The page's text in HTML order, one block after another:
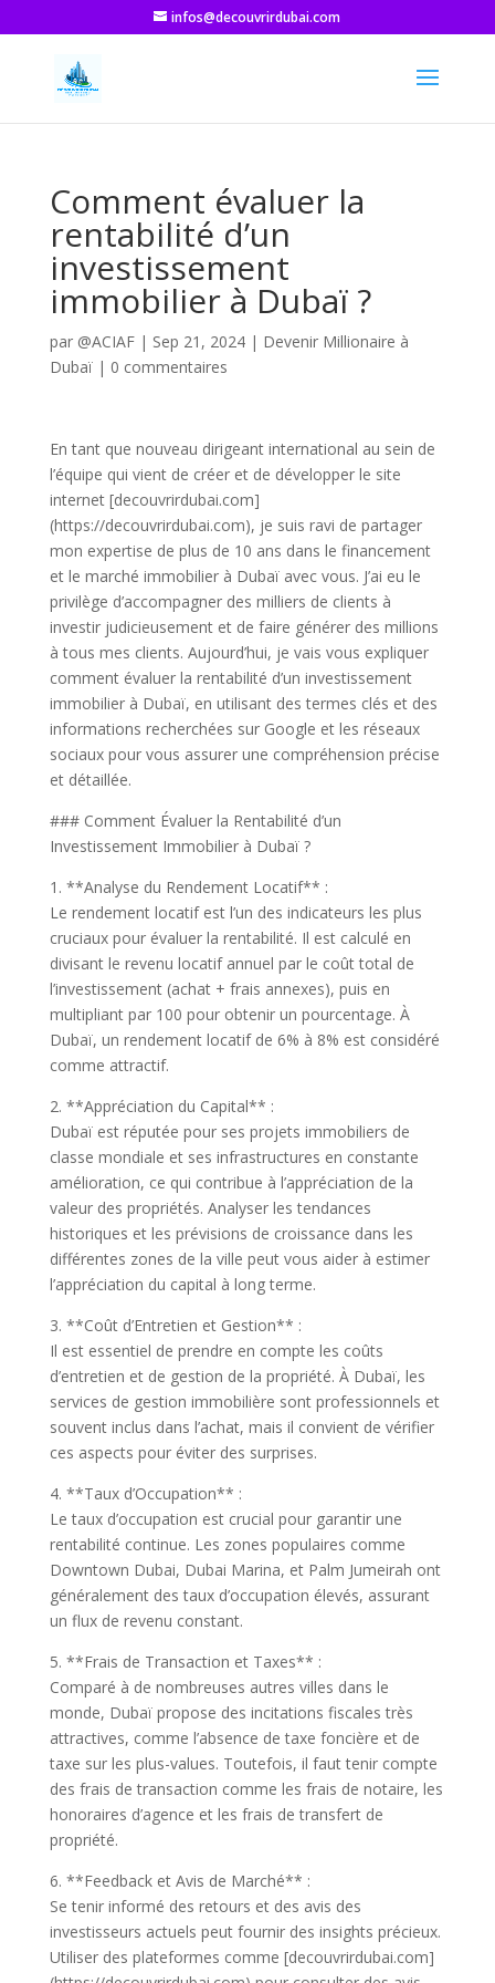
infos@decouvrirdubai.com
Comment évaluer la
rentabilité d’un
investissement
immobilier à Dubaï ?
par @ACIAF| Sep 21, 2024| Devenir Millionaire à
Dubaï| 0 commentaires
En tant que nouveau dirigeant international au sein de
l’équipe qui vient de créer et de développer le site
internet [decouvrirdubai.com]
(https://decouvrirdubai.com), je suis ravi de partager
mon expertise de plus de 10 ans dans le financement
et le marché immobilier à Dubaï avec vous. J’ai eu le
privilège d’accompagner des milliers de clients à
investir judicieusement et de faire générer des millions
à tous mes clients. Aujourd’hui, je vais vous expliquer
comment évaluer la rentabilité d’un investissement
immobilier à Dubaï, en utilisant des termes clés et des
informations recherchées sur Google et les réseaux
sociaux pour vous assurer une compréhension précise
et détaillée.
### Comment Évaluer la Rentabilité d’un
Investissement Immobilier à Dubaï ?
1. **Analyse du Rendement Locatif** :
Le rendement locatif est l’un des indicateurs les plus
cruciaux pour évaluer la rentabilité. Il est calculé en
divisant le revenu locatif annuel par le coût total de
l’investissement (achat + frais annexes), puis en
multipliant par 100 pour obtenir un pourcentage. À
Dubaï, un rendement locatif de 6% à 8% est considéré
comme attractif.
2. **Appréciation du Capital** :
Dubaï est réputée pour ses projets immobiliers de
classe mondiale et ses infrastructures en constante
amélioration, ce qui contribue à l’appréciation de la
valeur des propriétés. Analyser les tendances
historiques et les prévisions de croissance dans les
différentes zones de la ville peut vous aider à estimer
l’appréciation du capital à long terme.
3. **Coût d’Entretien et Gestion** :
Il est essentiel de prendre en compte les coûts
d’entretien et de gestion de la propriété. À Dubaï, les
services de gestion immobilière sont professionnels et
souvent inclus dans l’achat, mais il convient de vérifier
ces aspects pour éviter des surprises.
4. **Taux d’Occupation** :
Le taux d’occupation est crucial pour garantir une
rentabilité continue. Les zones populaires comme
Downtown Dubai, Dubai Marina, et Palm Jumeirah ont
généralement des taux d’occupation élevés, assurant
un flux de revenu constant.
5. **Frais de Transaction et Taxes** :
Comparé à de nombreuses autres villes dans le
monde, Dubaï propose des incitations fiscales très
attractives, comme l’absence de taxe foncière et de
taxe sur les plus-values. Toutefois, il faut tenir compte
des frais de transaction comme les frais de notaire, les
honoraires d’agence et les frais de transfert de
propriété.
6. **Feedback et Avis de Marché** :
Se tenir informé des retours et des avis des
investisseurs actuels peut fournir des insights précieux.
Utiliser des plateformes comme [decouvrirdubai.com]